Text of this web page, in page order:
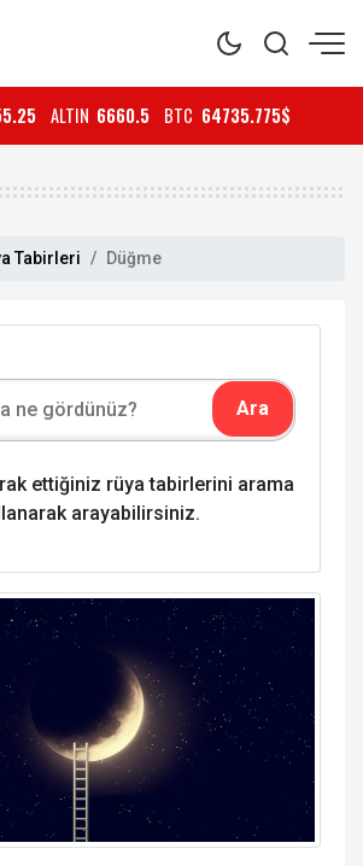
ALTIN 6660.5 BTC 64735.775$
Tabirleri Düğme
ettiğiniz rüya tabirlerini arama
arayabilirsiniz.